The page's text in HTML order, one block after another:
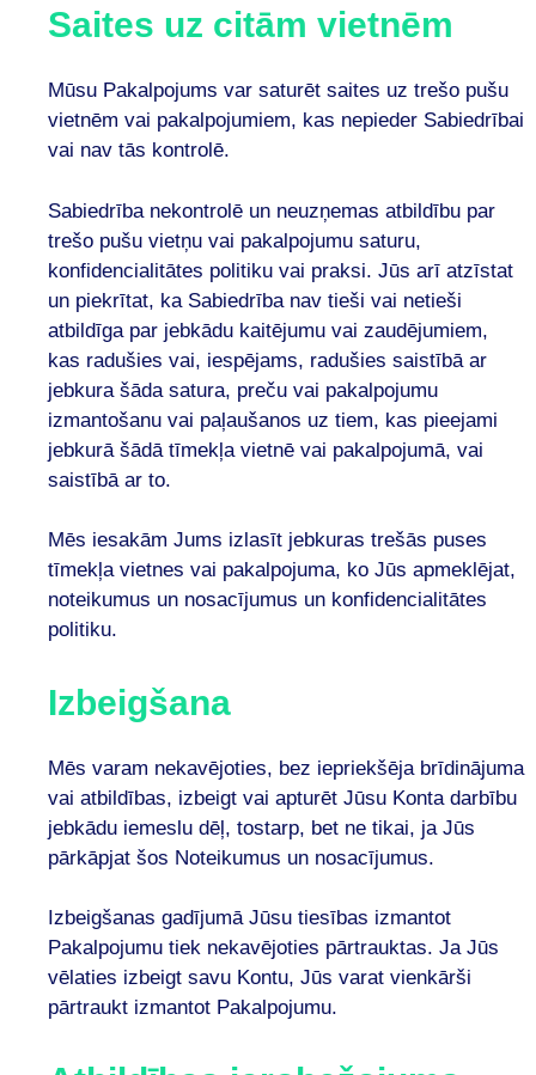
Saites uz citām vietnēm
Mūsu Pakalpojums var saturēt saites uz trešo pušu
vietnēm vai pakalpojumiem, kas nepieder Sabiedrībai
vai nav tās kontrolē.
Sabiedrība nekontrolē un neuzņemas atbildību par
trešo pušu vietņu vai pakalpojumu saturu,
konfidencialitātes politiku vai praksi. Jūs arī atzīstat
un piekrītat, ka Sabiedrība nav tieši vai netieši
atbildīga par jebkādu kaitējumu vai zaudējumiem,
kas radušies vai, iespējams, radušies saistībā ar
jebkura šāda satura, preču vai pakalpojumu
izmantošanu vai paļaušanos uz tiem, kas pieejami
jebkurā šādā tīmekļa vietnē vai pakalpojumā, vai
saistībā ar to.
Mēs iesakām Jums izlasīt jebkuras trešās puses
tīmekļa vietnes vai pakalpojuma, ko Jūs apmeklējat,
noteikumus un nosacījumus un konfidencialitātes
politiku.
Izbeigšana
Mēs varam nekavējoties, bez iepriekšēja brīdinājuma
vai atbildības, izbeigt vai apturēt Jūsu Konta darbību
jebkādu iemeslu dēļ, tostarp, bet ne tikai, ja Jūs
pārkāpjat šos Noteikumus un nosacījumus.
Izbeigšanas gadījumā Jūsu tiesības izmantot
Pakalpojumu tiek nekavējoties pārtrauktas. Ja Jūs
vēlaties izbeigt savu Kontu, Jūs varat vienkārši
pārtraukt izmantot Pakalpojumu.